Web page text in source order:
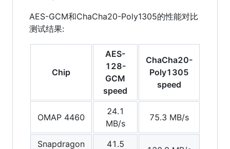
AES-GCM和ChaCha20-Poly1305的性能对比
测试结果:
Chip
AES-
128-
GCM
speed
ChaCha20-
Poly1305
speed
OMAP 4460
24.1
MB/s
75.3 MB/s
Snapdragon
41.5